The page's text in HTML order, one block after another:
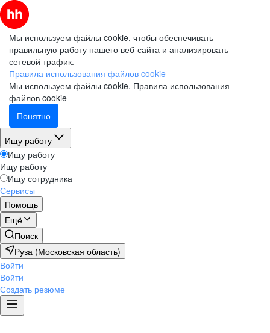
Мы используем файлы cookie, чтобы обеспечивать
правильную работу нашего веб-сайта и анализировать
сетевой трафик.
Правила использования файлов cookie
Мы используем файлы cookie. Правила использования
файлов cookie
Понятно
Ищу работу
Ищу работу
Ищу работу
Ищу сотрудника
Сервисы
Помощь
Ещё
Поиск
Руза (Московская область)
Войти
Войти
Создать резюме